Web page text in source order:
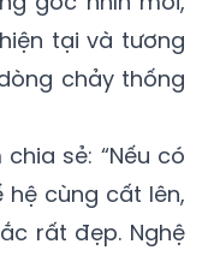
những cuộc
Những bản hit
góc nhìn mới,
tại và tương
chảy thống
sẻ: “Nếu có